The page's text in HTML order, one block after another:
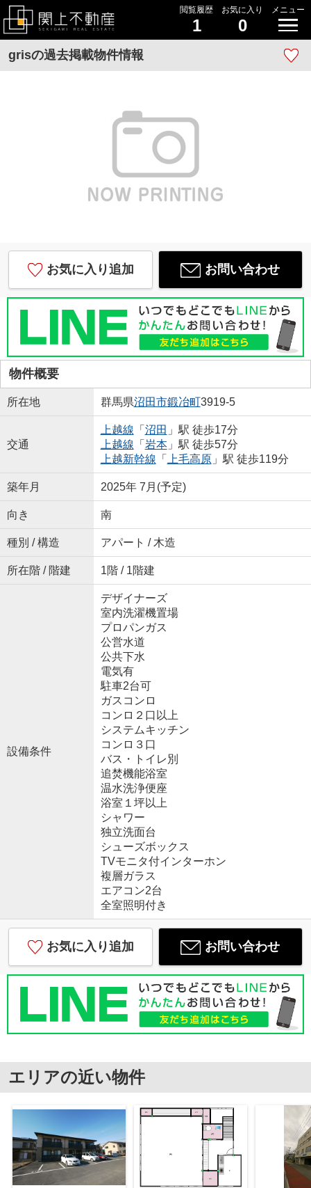
閲覧履歴
1
お気に入り
0
メニュー
grisの過去掲載物件情報
お気に入り追加 お問い合わせ
物件概要
所在地 群馬県沼田市鍛冶町3919-5
交通
上越線 「 沼田 」駅 徒歩17分
上越線 「 岩本」駅 徒歩57分
上越新幹線 「 上毛高原」駅 徒歩119分
築年月 2025年 7月(予定)
向き 南
種別 / 構造 アパート / 木造
所在階 / 階建 1階 / 1階建
設備条件
デザイナーズ
室内洗濯機置場
プロパンガス
公営水道
公共下水
電気有
駐車2台可
ガスコンロ
コンロ２口以上
システムキッチン
コンロ３口
バス・トイレ別
追焚機能浴室
温水洗浄便座
浴室１坪以上
シャワー
独立洗面台
シューズボックス
TVモニタ付インターホン
複層ガラス
エアコン2台
全室照明付き
お気に入り追加 お問い合わせ
エリアの近い物件